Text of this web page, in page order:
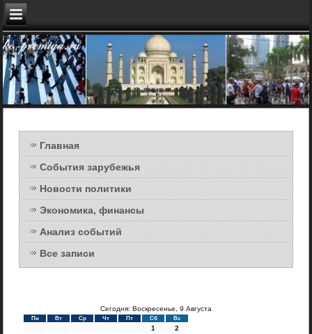
Главная
События зарубежья
Новости политики
Экономика, финансы
Анализ событий
Все записи
Сегодня: Воскресенье, 9 Августа
Пн Вт Ср Чт Пт Сб Вс
1
2